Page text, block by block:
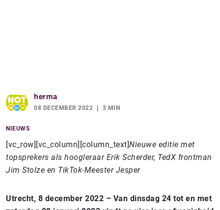
herma
08 DECEMBER 2022 3 MIN
NIEUWS
[vc_row][vc_column][column_text]Nieuwe editie met
topsprekers als hoogleraar Erik Scherder, TedX frontman
Jim Stolze en TikTok-Meester Jesper
Utrecht, 8 december 2022 – Van dinsdag 24 tot en met